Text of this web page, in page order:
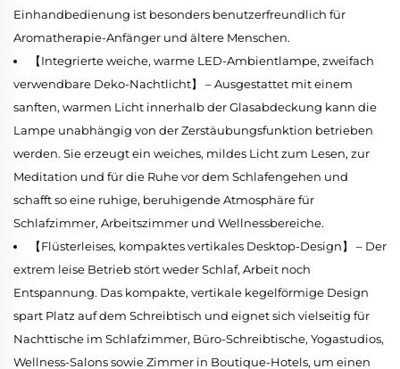
Einhandbedienung ist besonders benutzerfreundlich für
Aromatherapie-Anfänger und ältere Menschen.
【Integrierte weiche, warme LED-Ambientlampe, zweifach
verwendbare Deko-Nachtlicht】 – Ausgestattet mit einem
sanften, warmen Licht innerhalb der Glasabdeckung kann die
Lampe unabhängig von der Zerstäubungsfunktion betrieben
werden. Sie erzeugt ein weiches, mildes Licht zum Lesen, zur
Meditation und für die Ruhe vor dem Schlafengehen und
schafft so eine ruhige, beruhigende Atmosphäre für
Schlafzimmer, Arbeitszimmer und Wellnessbereiche.
【Flüsterleises, kompaktes vertikales Desktop-Design】 – Der
extrem leise Betrieb stört weder Schlaf, Arbeit noch
Entspannung. Das kompakte, vertikale kegelförmige Design
spart Platz auf dem Schreibtisch und eignet sich vielseitig für
Nachttische im Schlafzimmer, Büro-Schreibtische, Yogastudios,
Wellness-Salons sowie Zimmer in Boutique-Hotels, um einen